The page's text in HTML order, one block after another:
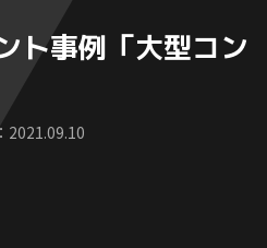
ト事例「大型コン